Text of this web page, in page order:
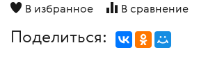
В избранное В сравнение
Поделиться: